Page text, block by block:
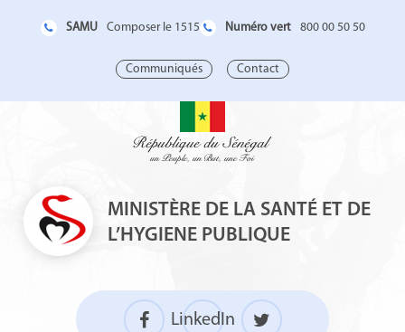
SAMU Composer le 1515 Numéro vert 800 00 50 50
Communiqués Contact
MINISTÈRE DE LA SANTÉ ET DE
L’HYGIENE PUBLIQUE
LinkedIn